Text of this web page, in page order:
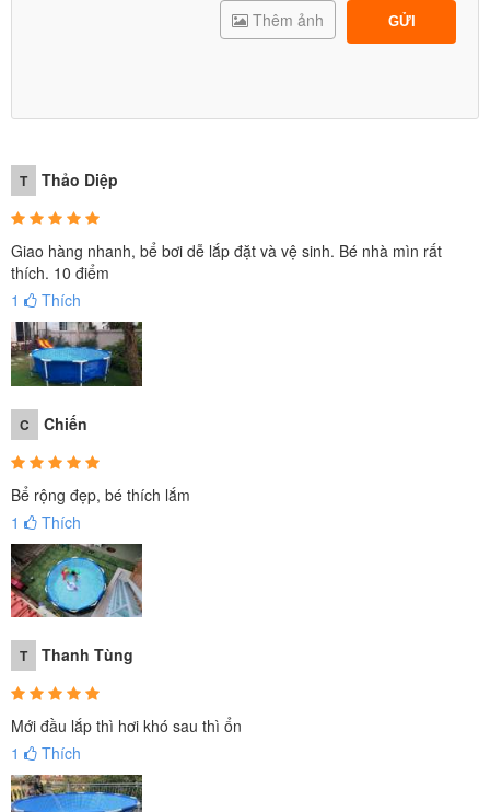
GỬI
Thêm ảnh
T Thảo Diệp
Giao hàng nhanh, bể bơi dễ lắp đặt và vệ sinh. Bé nhà mìn rất
thích. 10 điểm
1
Thích
C Chiến
Bể rộng đẹp, bé thích lắm
1
Thích
T Thanh Tùng
Mới đầu lắp thì hơi khó sau thì ổn
1
Thích